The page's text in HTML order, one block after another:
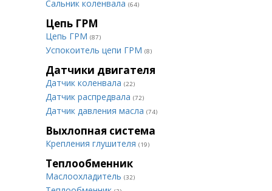
Сальник коленвала (64)
Цепь ГРМ
Цепь ГРМ (87)
Успокоитель цепи ГРМ (8)
Датчики двигателя
Датчик коленвала (22)
Датчик распредвала (72)
Датчик давления масла (74)
Выхлопная система
Крепления глушителя (19)
Теплообменник
Маслоохладитель (32)